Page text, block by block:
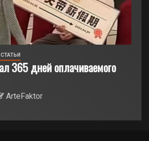
СТАТЬИ
365 дней оплачиваемого
ArteFaktor